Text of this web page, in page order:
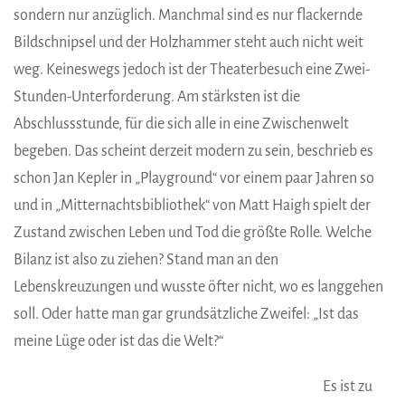
sondern nur anzüglich. Manchmal sind es nur flackernde
Bildschnipsel und der Holzhammer steht auch nicht weit
weg. Keineswegs jedoch ist der Theaterbesuch eine Zwei-
Stunden-Unterforderung. Am stärksten ist die
Abschlussstunde, für die sich alle in eine Zwischenwelt
begeben. Das scheint derzeit modern zu sein, beschrieb es
schon Jan Kepler in „Playground“ vor einem paar Jahren so
und in „Mitternachtsbibliothek“ von Matt Haigh spielt der
Zustand zwischen Leben und Tod die größte Rolle. Welche
Bilanz ist also zu ziehen? Stand man an den
Lebenskreuzungen und wusste öfter nicht, wo es langgehen
soll. Oder hatte man gar grundsätzliche Zweifel: „Ist das
meine Lüge oder ist das die Welt?“
Es ist zu